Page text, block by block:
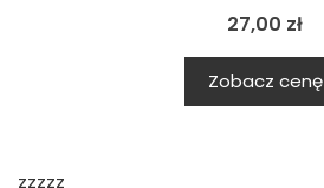
27,00 zł
Zobacz cenę
zzzzz